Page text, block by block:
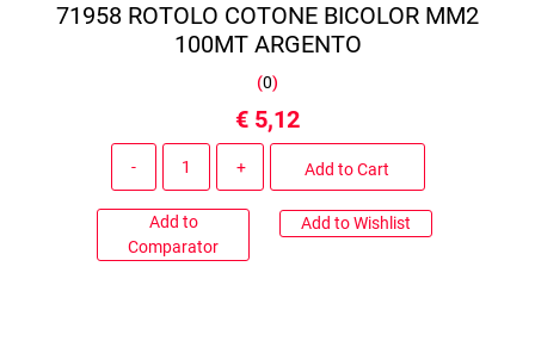
71958 ROTOLO COTONE BICOLOR MM2
100MT ARGENTO
(0)
€ 5,12
Add to Cart
Add to
Comparator
Add to Wishlist